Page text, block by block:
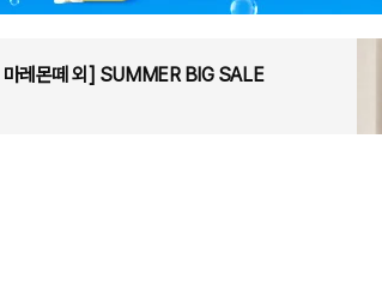
레몬떼 외] SUMMER BIG SALE